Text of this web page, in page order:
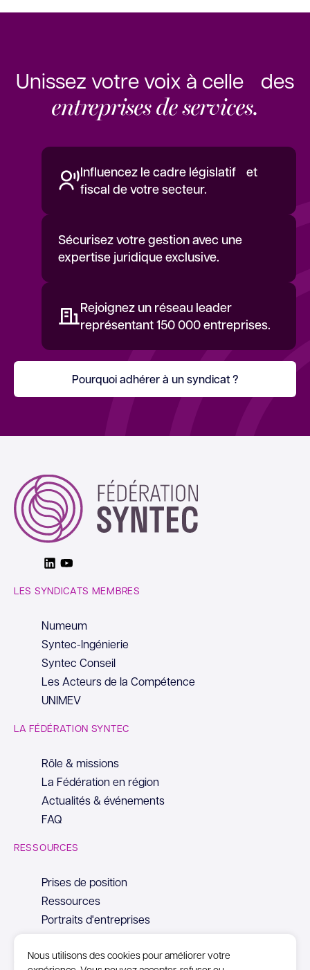
Nous utilisons des cookies pour améliorer votre
Unissez votre voix à celle des
entreprises de services.
Influencez le cadre législatif et
fiscal de votre secteur.
Sécurisez votre gestion avec une
expertise juridique exclusive.
Rejoignez un réseau leader
représentant 150 000 entreprises.
Pourquoi adhérer à un syndicat ?
LinkedinYoutube
LES SYNDICATS MEMBRES
Numeum
Syntec-Ingénierie
Syntec Conseil
Les Acteurs de la Compétence
UNIMEV
LA FÉDÉRATION SYNTEC
Rôle & missions
La Fédération en région
Actualités & événements
FAQ
RESSOURCES
Prises de position
Ressources
Portraits d'entreprises